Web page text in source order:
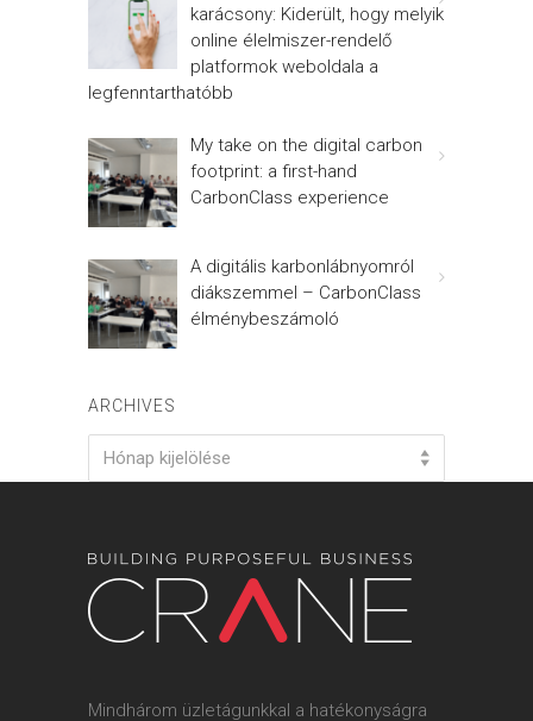
karácsony: Kiderült, hogy melyik
online élelmiszer-rendelő
platformok weboldala a
legfenntarthatóbb
My take on the digital carbon
footprint: a first-hand
CarbonClass experience
A digitális karbonlábnyomról
diákszemmel – CarbonClass
élménybeszámoló
ARCHIVES
Hónap kijelölése
Mindhárom üzletágunkkal a hatékonyságra